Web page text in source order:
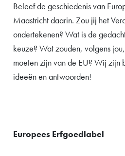
Beleef de geschiedenis van
Maastricht daarin. Zou jij het
ondertekenen? Wat is de
keuze? Wat zouden, volgens
moeten zijn van de EU? Wij zijn
ideeën en antwoorden!
Europees Erfgoedlabel